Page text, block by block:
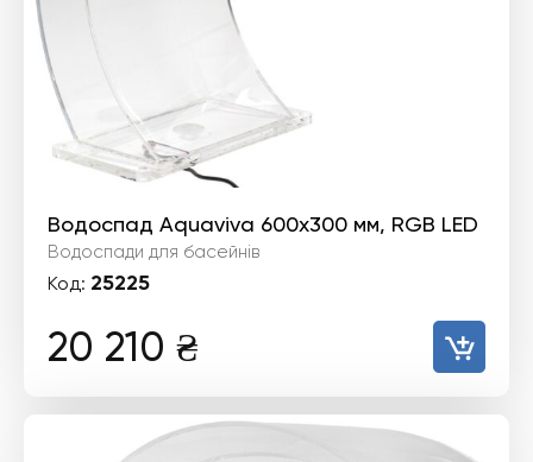
Водоспад Aquaviva 600х300 мм, RGB LED
Водоспади для басейнів
Код: 25225
20 210 ₴